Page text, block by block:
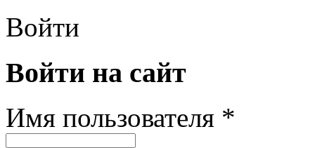
Войти
Войти на сайт
Имя пользователя *